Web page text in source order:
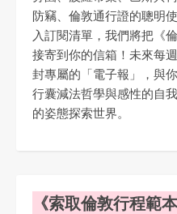
防竊、倫敦通行證的聰明
入訂閱清單，我們將把《
接寄到你的信箱！未來每
封專屬的「電子報」，與
行囊減法哲學與感性的自
的姿態探索世界。
《索取倫敦行程範本